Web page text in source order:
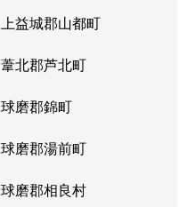
上益城郡山都町
葦北郡芦北町
球磨郡錦町
球磨郡湯前町
球磨郡相良村